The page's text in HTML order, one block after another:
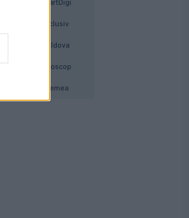
SmartDigi
Exclusiv
Moldova
Horoscop
Vremea